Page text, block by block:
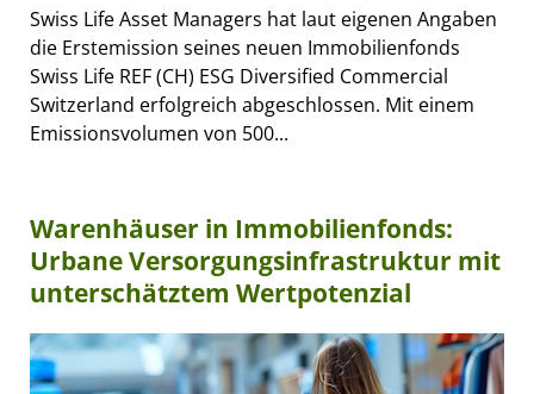
Swiss Life Asset Managers hat laut eigenen Angaben
die Erstemission seines neuen Immobilienfonds
Swiss Life REF (CH) ESG Diversified Commercial
Switzerland erfolgreich abgeschlossen. Mit einem
Emissionsvolumen von 500...
Warenhäuser in Immobilienfonds:
Urbane Versorgungsinfrastruktur mit
unterschätztem Wertpotenzial